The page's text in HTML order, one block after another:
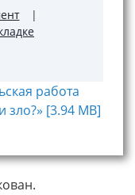
|
работа
[3.94 MB]